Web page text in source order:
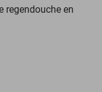
regendouche en